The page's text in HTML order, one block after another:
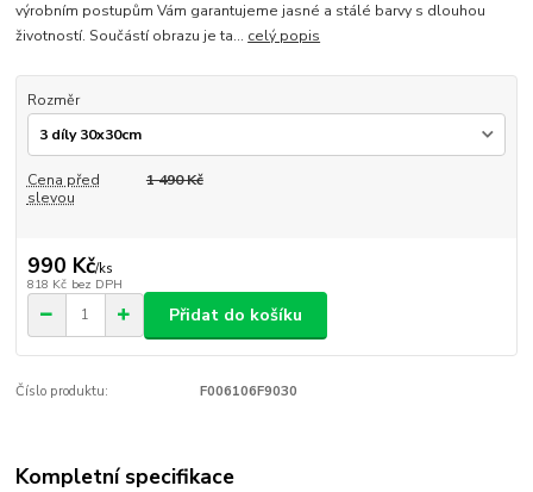
výrobním postupům Vám garantujeme jasné a stálé barvy s dlouhou
životností. Součástí obrazu je ta... celý popis
Rozměr
Cena před
slevou
1 490 Kč
990 Kč/ks
818 Kč bez DPH
Přidat do košíku
Číslo produktu: F006106F9030
Kompletní specifikace